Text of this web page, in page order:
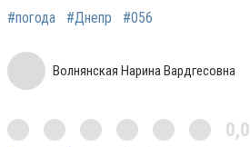
#погода #Днепр #056
Волнянская Нарина Вардгесовна
0,0